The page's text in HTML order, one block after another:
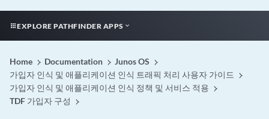
EXPLORE PATHFINDER APPS
Home Documentation
Junos OS
가입자 인식 및 애플리케이션 인식 트래픽 처리 사용자 가이드
가입자 인식 및 애플리케이션 인식 정책 및 서비스 적용
TDF 가입자 구성